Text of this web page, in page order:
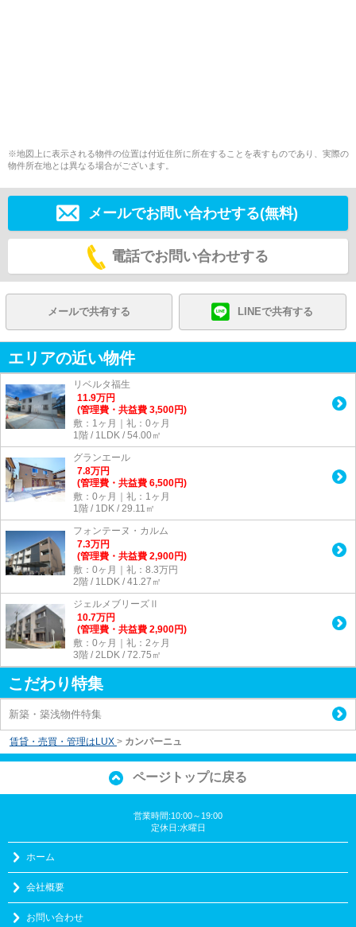
※地図上に表示される物件の位置は付近住所に所在することを表すものであり、実際の
物件所在地とは異なる場合がございます。
メールでお問い合わせする(無料)
電話でお問い合わせする
メールで共有する LINEで共有する
エリアの近い物件
リベルタ福生
11.9万円
(管理費・共益費 3,500円)
敷：1ヶ月｜礼：0ヶ月
1階 / 1LDK / 54.00㎡
グランエール
7.8万円
(管理費・共益費 6,500円)
敷：0ヶ月｜礼：1ヶ月
1階 / 1DK / 29.11㎡
フォンテーヌ・カルム
7.3万円
(管理費・共益費 2,900円)
敷：0ヶ月｜礼：8.3万円
2階 / 1LDK / 41.27㎡
ジェルメブリーズⅡ
10.7万円
(管理費・共益費 2,900円)
敷：0ヶ月｜礼：2ヶ月
3階 / 2LDK / 72.75㎡
こだわり特集
新築・築浅物件特集
賃貸・売買・管理はLUX > カンパーニュ
ページトップに戻る
営業時間:10:00～19:00
定休日:水曜日
ホーム
会社概要
お問い合わせ